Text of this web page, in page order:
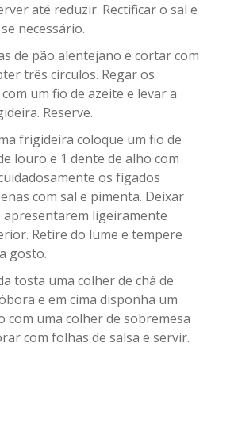
até reduzir. Rectificar o sal e
necessário.
de pão alentejano e cortar com
três círculos. Regar os
um fio de azeite e levar a
Reserve.
frigideira coloque um fio de
louro e 1 dente de alho com
os fígados
com sal e pimenta. Deixar
apresentarem ligeiramente
Retire do lume e tempere
gosto.
tosta uma colher de chá de
e em cima disponha um
com uma colher de sobremesa
com folhas de salsa e servir.